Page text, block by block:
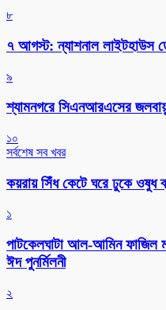
৮
৭ আগস্ট: ন্যাশনাল লাইটহাউস
৯
শ্যামনগরে সিএনআরএসের
১০
সর্বশেষ সব খবর
কয়রায় সিঁধ কেটে ঘরে ঢুকে ওষুধ
১
পাটকেলঘাটা আল-আমিন ফাজিল
ঈদ পুনর্মিলনী
২